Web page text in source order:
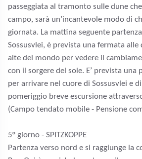
passeggiata al tramonto sulle dune
campo, sarà un’incantevole modo di
giornata. La mattina seguente partenza
Sossusvlei, è prevista una fermata alle
alte del mondo per vedere il
con il sorgere del sole. E’ prevista una
per arrivare nel cuore di Sossusvlei e
pomeriggio breve escursione
(Campo tendato mobile - Pensione
5° giorno - SPITZKOPPE
Partenza verso nord e si raggiunge la